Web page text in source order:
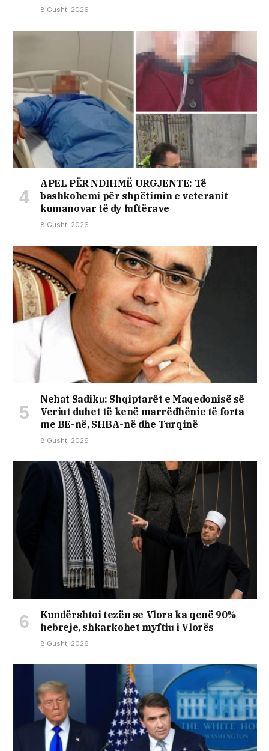
8 Gusht, 2026
APEL PËR NDIHMË URGJENTE: Të
bashkohemi për shpëtimin e veteranit
kumanovar të dy luftërave
8 Gusht, 2026
Nehat Sadiku: Shqiptarët e Maqedonisë së
Veriut duhet të kenë marrëdhënie të forta
me BE-në, SHBA-në dhe Turqinë
8 Gusht, 2026
Kundërshtoi tezën se Vlora ka qenë 90%
hebreje, shkarkohet myftiu i Vlorës
8 Gusht, 2026